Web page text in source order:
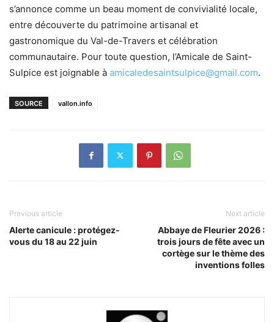
s’annonce comme un beau moment de convivialité locale,
entre découverte du patrimoine artisanal et
gastronomique du Val-de-Travers et célébration
communautaire. Pour toute question, l’Amicale de Saint-
Sulpice est joignable à amicaledesaintsulpice@gmail.com.
SOURCE vallon.info
Previous article
Alerte canicule : protégez-
vous du 18 au 22 juin
Next article
Abbaye de Fleurier 2026 :
trois jours de fête avec un
cortège sur le thème des
inventions folles